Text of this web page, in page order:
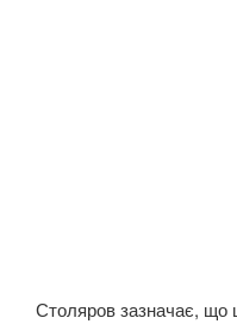
Столяров зазначає, що